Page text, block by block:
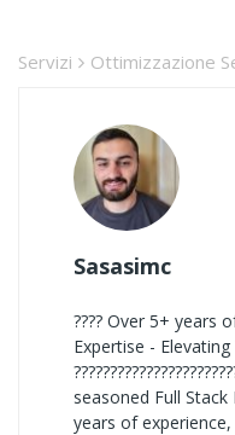
Servizi Ottimizzazione
Sasasimc
???? Over 5+ years
Expertise -
seasoned Full
years of